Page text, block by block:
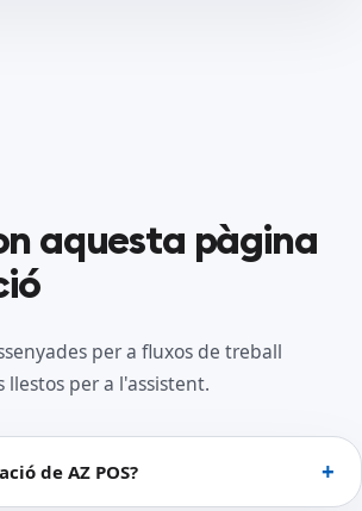
aquesta pàgina
per a fluxos de treball
llestos per a l'assistent.
de AZ POS?